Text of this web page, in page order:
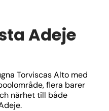
Adeje
Torviscas Alto med
flera barer
närhet till både